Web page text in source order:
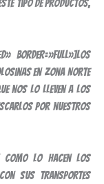
tipo de productos,
border=»full»]Los
en Zona Norte
nos lo lleven a los
por nuestros
como lo hacen los
sus transportes